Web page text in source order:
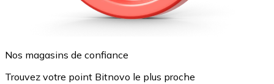
Nos magasins de confiance
Trouvez votre point Bitnovo le plus proche